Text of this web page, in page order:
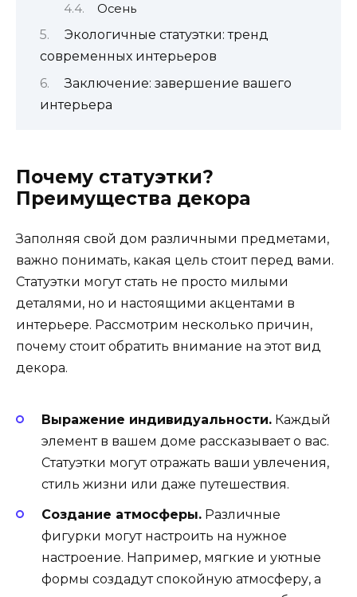
Осень
Экологичные статуэтки: тренд
современных интерьеров
Заключение: завершение вашего
интерьера
Почему статуэтки?
Преимущества декора
Заполняя свой дом различными предметами,
важно понимать, какая цель стоит перед вами.
Статуэтки могут стать не просто милыми
деталями, но и настоящими акцентами в
интерьере. Рассмотрим несколько причин,
почему стоит обратить внимание на этот вид
декора.
Выражение индивидуальности. Каждый
элемент в вашем доме рассказывает о вас.
Статуэтки могут отражать ваши увлечения,
стиль жизни или даже путешествия.
Создание атмосферы. Различные
фигурки могут настроить на нужное
настроение. Например, мягкие и уютные
формы создадут спокойную атмосферу, а